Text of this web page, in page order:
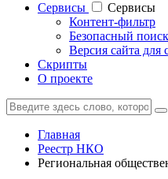
Cервисы
Cервисы
Контент-фильтр
Безопасный поиск
Версия сайта для
Скрипты
О проекте
Главная
Реестр НКО
Региональная